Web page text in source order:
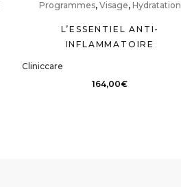
Programmes, Visage, Hydratation
L’ESSENTIEL ANTI-
INFLAMMATOIRE
Cliniccare
164,00€